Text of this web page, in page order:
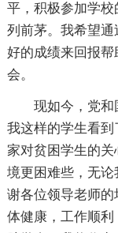
平，积极参加学
列前茅。我希望
好的成绩来回报
会。
现如今，党
我这样的学生看
家对贫困学生的
境更困难些，无
谢各位领导老师
体健康，工作顺